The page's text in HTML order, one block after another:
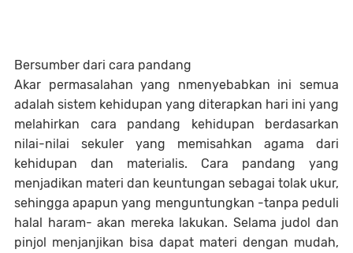
Bersumber dari cara pandang
Akar permasalahan yang nmenyebabkan ini semua
adalah sistem kehidupan yang diterapkan hari ini yang
melahirkan cara pandang kehidupan berdasarkan
nilai-nilai sekuler yang memisahkan agama dari
kehidupan dan materialis. Cara pandang yang
menjadikan materi dan keuntungan sebagai tolak ukur,
sehingga apapun yang menguntungkan -tanpa peduli
halal haram- akan mereka lakukan. Selama judol dan
pinjol menjanjikan bisa dapat materi dengan mudah,